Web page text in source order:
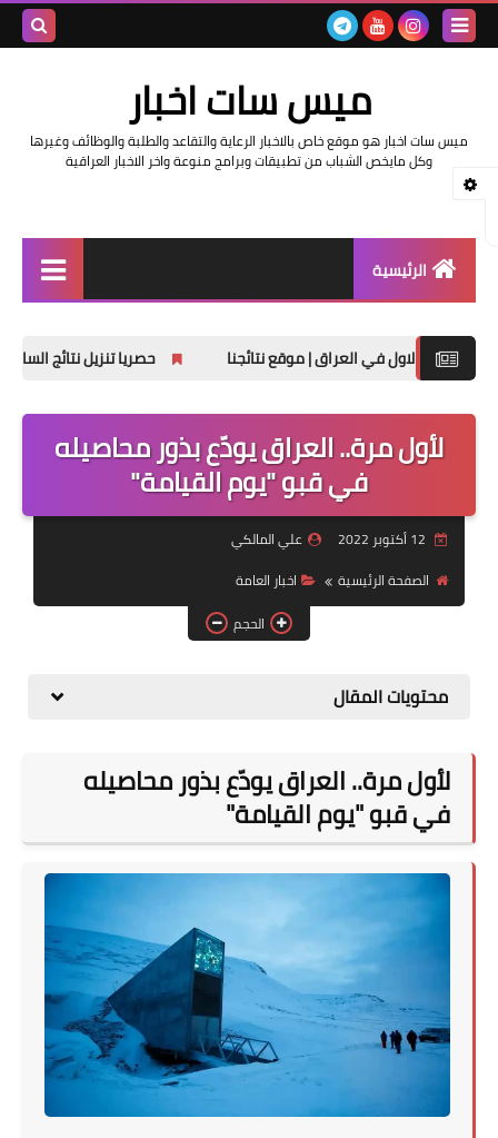
ميس سات اخبار
ميس سات اخبار هو موقع خاص بالاخبار الرعاية والتقاعد والطلبة والوظائف وغيرها
وكل مايخص الشباب من تطبيقات وبرامج منوعة واخر الاخبار العراقية
الرئيسية
اخبار وزارة التربية والتعليم
اخبار العراق والعالم
اخبار وزارة العمل وهيئة
التقاعد
قسم التطبيقات
قطع الاراضي
حصريا تنزيل نتائج السادس الابتدائي
لأول مرة.. العراق يودّع بذور محاصيله
في قبو "يوم القيامة"
علي المالكي
الصفحة الرئيسية
اخبار العامة
الحجم
محتويات المقال
لأول مرة.. العراق يودّع بذور محاصيله
في قبو "يوم القيامة"